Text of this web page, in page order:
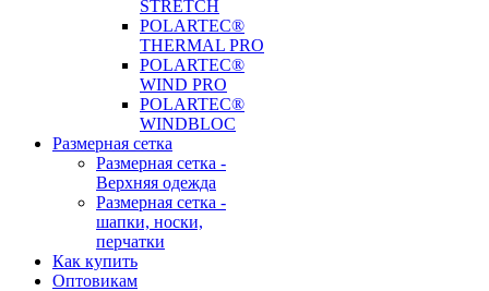
STRETCH
POLARTEC®
THERMAL PRO
POLARTEC®
WIND PRO
POLARTEC®
WINDBLOC
Размерная сетка
Размерная сетка -
Верхняя одежда
Размерная сетка -
шапки, носки,
перчатки
Как купить
Оптовикам